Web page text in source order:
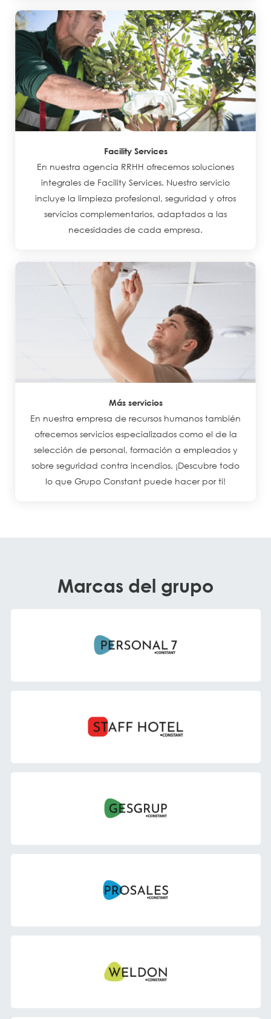
Facility Services
En nuestra agencia RRHH ofrecemos soluciones
integrales de Facility Services. Nuestro servicio
incluye la limpieza profesional, seguridad y otros
servicios complementarios, adaptados a las
necesidades de cada empresa.
Más servicios
En nuestra empresa de recursos humanos también
ofrecemos servicios especializados como el de la
selección de personal, formación a empleados y
sobre seguridad contra incendios. ¡Descubre todo
lo que Grupo Constant puede hacer por ti!
Marcas del grupo